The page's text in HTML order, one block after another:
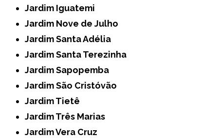
Jardim Iguatemi
Jardim Nove de Julho
Jardim Santa Adélia
Jardim Santa Terezinha
Jardim Sapopemba
Jardim São Cristóvão
Jardim Tietê
Jardim Três Marias
Jardim Vera Cruz